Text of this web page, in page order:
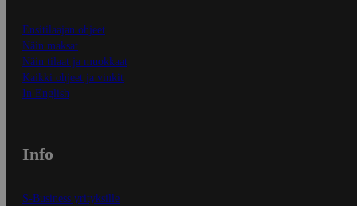
Ensitilaajan ohjeet
Näin maksat
Näin tilaat ja muokkaat
Kaikki ohjeet ja vinkit
In English
Info
S-Business yrityksille